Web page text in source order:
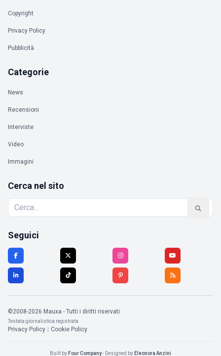
Copyright
Privacy Policy
Pubblicità
Categorie
News
Recensioni
Interviste
Video
Immagini
Cerca nel sito
Seguici
©2008-2026 Mauxa - Tutti i diritti riservati
Testata giornalistica registrata
Privacy Policy Cookie Policy
Built by Four Company- Designed by Eleonora Anzini